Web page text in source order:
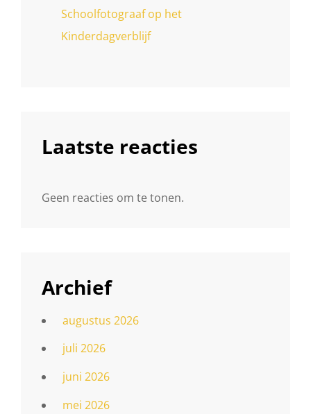
Schoolfotograaf op het
Kinderdagverblijf
Laatste reacties
Geen reacties om te tonen.
Archief
augustus 2026
juli 2026
juni 2026
mei 2026